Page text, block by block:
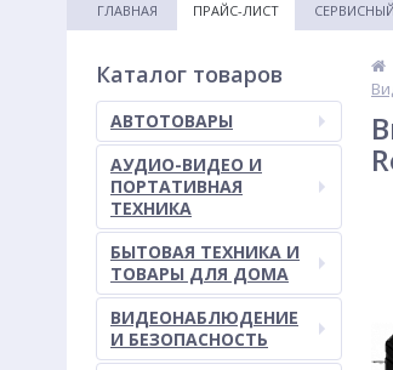
ГЛАВНАЯ ПРАЙС-ЛИСТ
Каталог товаров
АВТОТОВАРЫ
АУДИО-ВИДЕО И
ПОРТАТИВНАЯ
ТЕХНИКА
БЫТОВАЯ ТЕХНИКА И
ТОВАРЫ ДЛЯ ДОМА
ВИДЕОНАБЛЮДЕНИЕ
И БЕЗОПАСНОСТЬ